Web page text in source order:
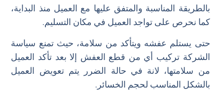
بالطريقة المناسبة والمتفق عليها مع العميل منذ البداية،
كما نحرص على تواجد العميل في مكان التسليم.
حتى يستلم عفشه ويتأكد من سلامة، حيث تمنع سياسة
الشركة تركيب أي من قطع العفش إلا بعد تأكد العميل
من سلامتها، لانة في حالة الضرر يتم تعويض العميل
بالشكل المناسب لحجم الخسائر.